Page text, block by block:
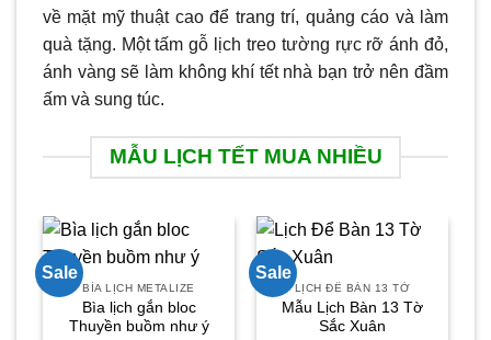
về mặt mỹ thuật cao để trang trí, quảng cáo và làm
quà tặng. Một tấm gỗ lịch treo tường rực rỡ ánh đỏ,
ánh vàng sẽ làm không khí tết nhà bạn trở nên đầm
ấm và sung túc.
MẪU LỊCH TẾT MUA NHIỀU
Sale
BÌA LỊCH METALIZE
Bìa lịch gắn bloc
Thuyền buồm như ý
Sale
LỊCH ĐỂ BÀN 13 TỜ
Mẫu Lịch Bàn 13 Tờ
Sắc Xuân